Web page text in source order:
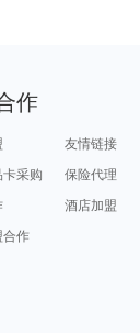
作
友情链接
采购
保险代理
酒店加盟
合作